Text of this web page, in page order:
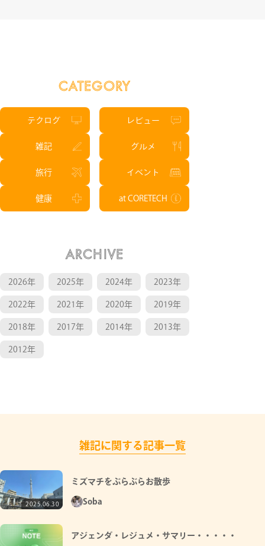
RECRUIT
CATEGORY
テクログ レビュー
雑記 グルメ
旅行 イベント
健康 at CORETECH
ARCHIVE
2026年 2025年 2024年 2023年
2022年 2021年 2020年 2019年
2018年 2017年 2014年 2013年
2012年
雑記に関する記事一覧
2025.06.30
ミズマチをぶらぶらお散歩
Soba
アジェンダ・レジュメ・サマリー・・・・・